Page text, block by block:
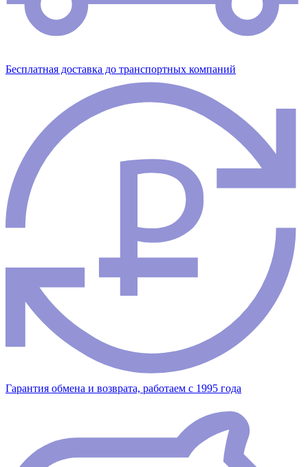
Бесплатная доставка до транспортных компаний
Гарантия обмена и возврата, работаем с 1995 года